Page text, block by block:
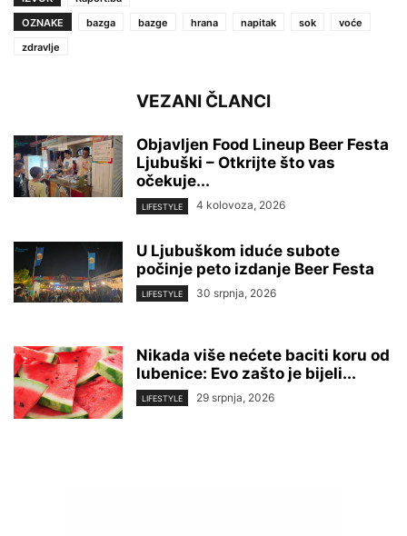
OZNAKE
bazga bazge hrana napitak sok
voće
zdravlje
VEZANI ČLANCI
Objavljen Food Lineup Beer Festa
Ljubuški – Otkrijte što vas
očekuje...
LIFESTYLE 4 kolovoza, 2026
U Ljubuškom iduće subote
počinje peto izdanje Beer Festa
LIFESTYLE 30 srpnja, 2026
Nikada više nećete baciti koru od
lubenice: Evo zašto je bijeli...
LIFESTYLE 29 srpnja, 2026